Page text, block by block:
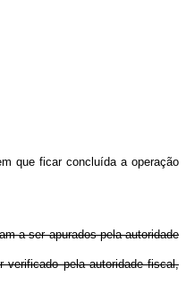
que ficar concluída a operação
a ser apurados pela autoridade
pela autoridade fiscal,